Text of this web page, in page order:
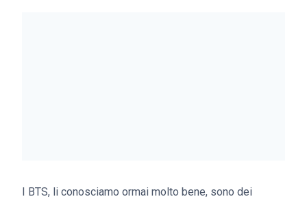
I BTS, li conosciamo ormai molto bene, sono dei